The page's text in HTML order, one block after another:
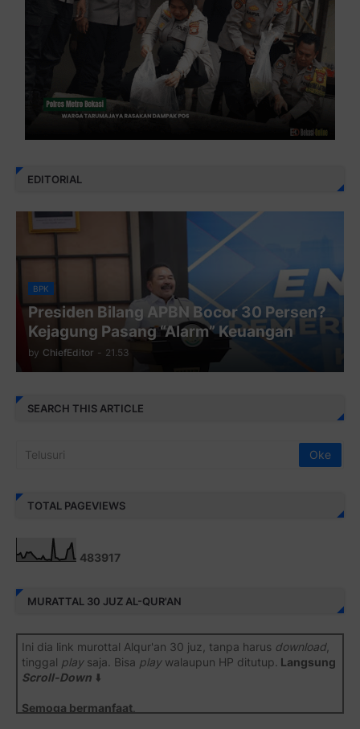
EDITORIAL
BPK
Presiden Bilang APBN Bocor 30 Persen?
Kejagung Pasang “Alarm” Keuangan
by ChiefEditor - 21.53
SEARCH THIS ARTICLE
TOTAL PAGEVIEWS
483917
MURATTAL 30 JUZ AL-QUR'AN
Ini dia link murottal Alqur'an 30 juz, tanpa harus download,
tinggal playsaja. Bisa playwalaupun HP ditutup. Langsung
Scroll-Down ⬇️
Semoga bermanfaat